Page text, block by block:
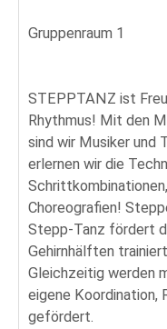
Gruppenraum 1
STEPPTANZ ist
Rhythmus! Mit den
sind wir Musiker und
erlernen wir die
Choreografien!
Stepp-Tanz fördert
Gehirnhälften
Gleichzeitig werden
eigene Koordination,
gefördert.